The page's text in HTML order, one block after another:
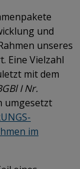
und
unseres
Eine Vielzahl
mit dem
I Nr.
umgesetzt
im